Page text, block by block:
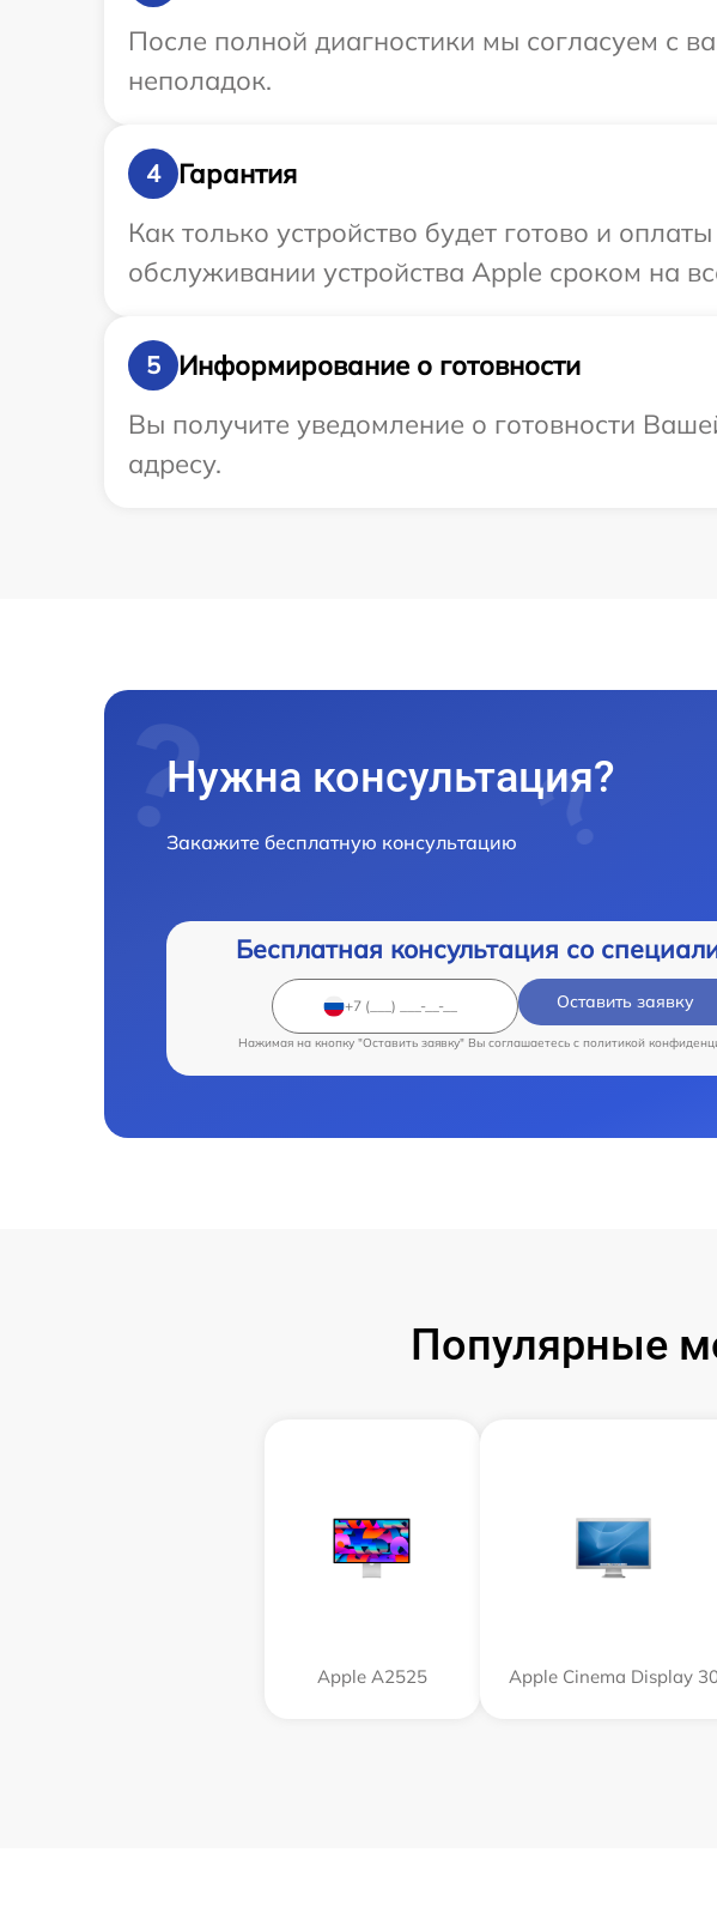
После полной диагностики мы согласуем с
неполадок.
4
Гарантия
Как только устройство будет готово и
обслуживании устройства Apple сроком на
5
Информирование о готовности
Вы получите уведомление о готовности
адресу.
Нужна консультация?
Закажите бесплатную консультацию
Бесплатная консультация со
Оставить заявку
Нажимая на кнопку "Оставить заявку" Вы соглашаетесь c политикой
Популярные
Apple А2525 Apple Cinema Display